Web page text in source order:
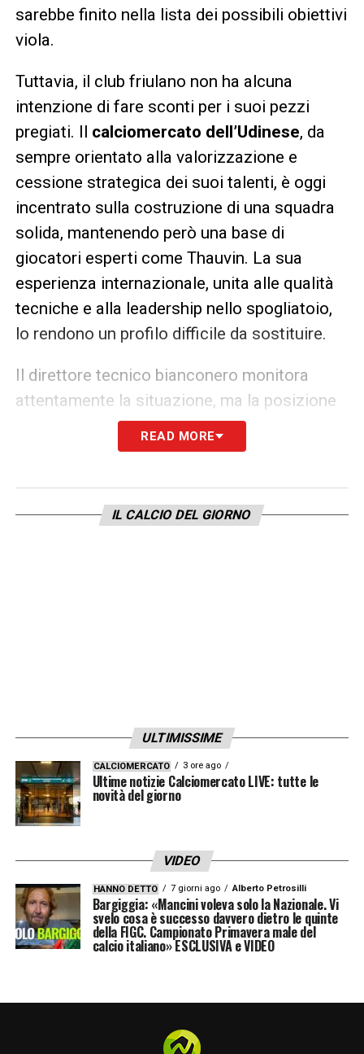
sarebbe finito nella lista dei possibili obiettivi
viola.
Tuttavia, il club friulano non ha alcuna
intenzione di fare sconti per i suoi pezzi
pregiati. Il calciomercato dell’Udinese, da
sempre orientato alla valorizzazione e
cessione strategica dei suoi talenti, è oggi
incentrato sulla costruzione di una squadra
solida, mantenendo però una base di
giocatori esperti come Thauvin. La sua
esperienza internazionale, unita alle qualità
tecniche e alla leadership nello spogliatoio,
lo rendono un profilo difficile da sostituire.
Il direttore tecnico bianconero monitora
attentamente la situazione, ma la posizione
della società è chiara: Thauvin non è in
vendita, se non di fronte a un’offerta
continuerà nei prossimi giorni con l’obiettivo
di rinforzare la rosa senza sacrificare i suoi
READ MORE
IL CALCIO DEL GIORNO
ULTIMISSIME
CALCIOMERCATO 3 ore ago
Ultime notizie Calciomercato LIVE: tutte le
novità del giorno
VIDEO
HANNO DETTO 7 giorni ago Alberto Petrosilli
Bargiggia: «Mancini voleva solo la Nazionale. Vi
svelo cosa è successo davvero dietro le quinte
della FIGC. Campionato Primavera male del
calcio italiano» ESCLUSIVA e VIDEO